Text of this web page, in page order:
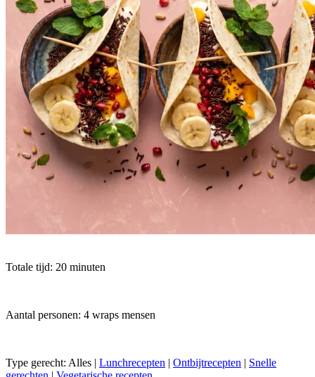
Totale tijd: 20 minuten
Aantal personen: 4 wraps mensen
Type gerecht: Alles | Lunchrecepten | Ontbijtrecepten | Snelle